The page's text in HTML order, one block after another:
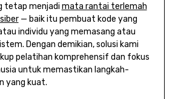
tetap menjadi mata rantai terlemah
— baik itu pembuat kode yang
individu yang memasang atau
Dengan demikian, solusi kami
pelatihan komprehensif dan fokus
untuk memastikan langkah-
yang kuat.